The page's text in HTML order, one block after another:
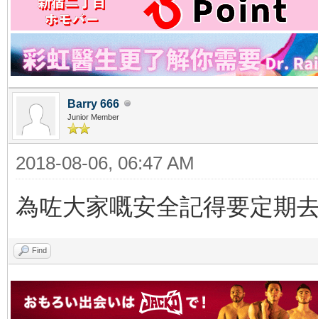
Barry 666
Junior Member
2018-08-06, 06:47 AM
為咗大家嘅安全記得要定期
Find